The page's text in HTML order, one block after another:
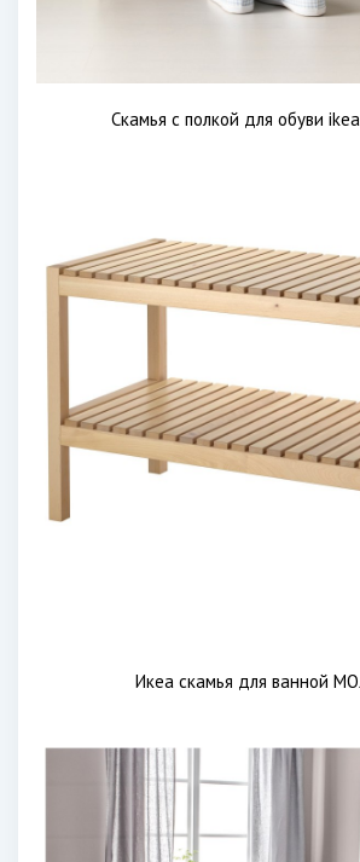
Скамья с полкой для обуви
Икеа скамья для ванной